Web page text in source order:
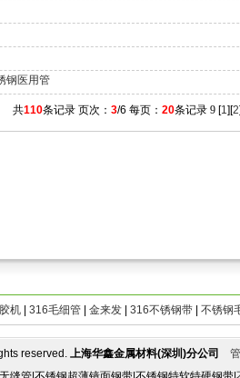
钢医用管
共110条记录 页次： 3/6 每页： 20条记录 9[1][2]
机| 316毛细管| 金来发| 316不锈钢带| 不锈钢
reserved. 上海华鑫金属材料(深圳)分公司